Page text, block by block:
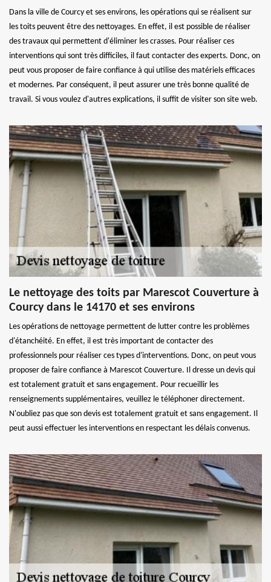
Dans la ville de Courcy et ses environs, les opérations qui se réalisent sur
les toits peuvent être des nettoyages. En effet, il est possible de réaliser
des travaux qui permettent d'éliminer les crasses. Pour réaliser ces
interventions qui sont très difficiles, il faut contacter des experts. Donc, on
peut vous proposer de faire confiance à qui utilise des matériels efficaces
et modernes. Par conséquent, il peut assurer une très bonne qualité de
travail. Si vous voulez d'autres explications, il suffit de visiter son site web.
Le nettoyage des toits par Marescot Couverture à
Courcy dans le 14170 et ses environs
Les opérations de nettoyage permettent de lutter contre les problèmes
d'étanchéité. En effet, il est très important de contacter des
professionnels pour réaliser ces types d'interventions. Donc, on peut vous
proposer de faire confiance à Marescot Couverture. Il dresse un devis qui
est totalement gratuit et sans engagement. Pour recueillir les
renseignements supplémentaires, veuillez le téléphoner directement.
N'oubliez pas que son devis est totalement gratuit et sans engagement. Il
peut aussi effectuer les interventions en respectant les délais convenus.